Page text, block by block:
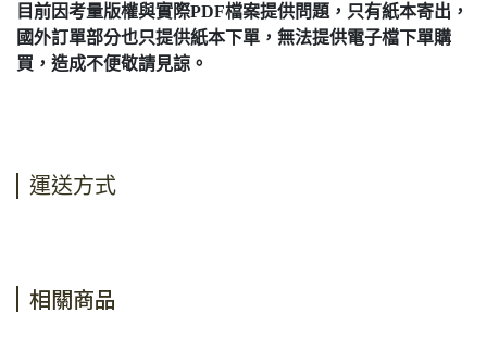
目前因考量版權與實際PDF檔案提供問題，只有紙本寄出，
國外訂單部分也只提供紙本下單，無法提供電子檔下單購
買，造成不便敬請見諒。
運送方式
相關商品